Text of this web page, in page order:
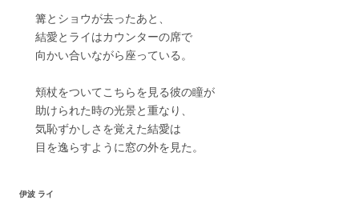
篝とショウが去ったあと、
結愛とライはカウンターの席で
向かい合いながら座っている。
頬杖をついてこちらを見る彼の瞳が
助けられた時の光景と重なり、
気恥ずかしさを覚えた結愛は
目を逸らすように窓の外を見た。
伊波 ライ